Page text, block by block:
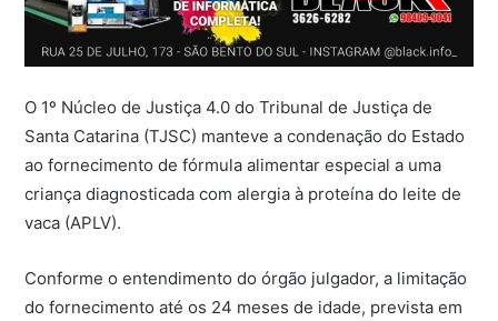
O 1º Núcleo de Justiça 4.0 do Tribunal de Justiça de
Santa Catarina (TJSC) manteve a condenação do Estado
ao fornecimento de fórmula alimentar especial a uma
criança diagnosticada com alergia à proteína do leite de
vaca (APLV).
Conforme o entendimento do órgão julgador, a limitação
do fornecimento até os 24 meses de idade, prevista em